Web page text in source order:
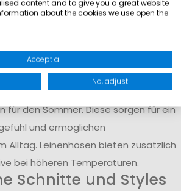
Freizeit oder Reisen und bieten durch
und Designs passende Optionen
Tragekomfort
aus Materialien wie Baumwolle, Denim
für den Sommer. Diese sorgen für ein
und ermöglichen
Alltag. Leinenhosen bieten zusätzlich
bei höheren Temperaturen.
Schnitte und Styles
content and to give you a great website
about the cookies we use open the
Accept all
No, adjust